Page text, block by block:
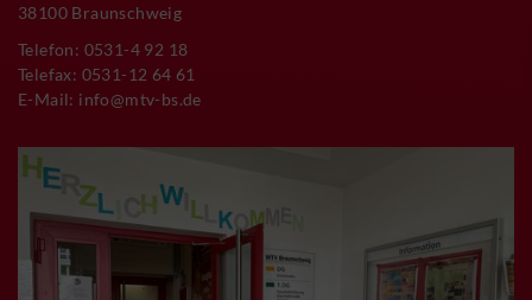
38100 Braunschweig
Telefon: 0531-4 92 18
Telefax: 0531-12 64 61
E-Mail: info@mtv-bs.de